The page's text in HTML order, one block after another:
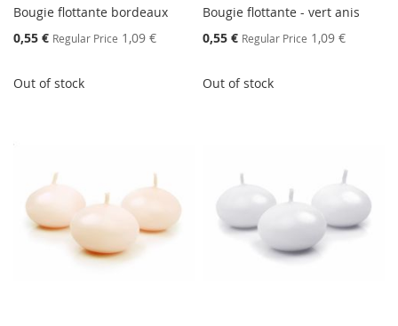
Bougie flottante bordeaux
Special
0,55 € Regular Price 1,09 €
Out of stock
Bougie flottante - vert anis
Special
0,55 € Regular Price 1,09 €
Out of stock